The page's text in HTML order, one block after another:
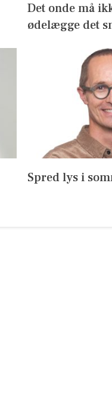
Det onde må
ødelægge det
Spred lys i